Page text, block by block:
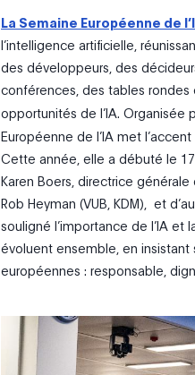
La Semaine Européenne de
l’intelligence artificielle,
des développeurs, des
conférences, des tables
opportunités de l’IA. Organisée
Européenne de l’IA met l’accent
Cette année, elle a débuté le
Karen Boers, directrice générale
Rob Heyman (VUB, KDM), et
souligné l’importance de l’IA et
évoluent ensemble, en insistant
européennes : responsable,